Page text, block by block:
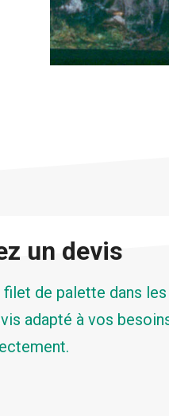
un devis
de palette dans
adapté à vos